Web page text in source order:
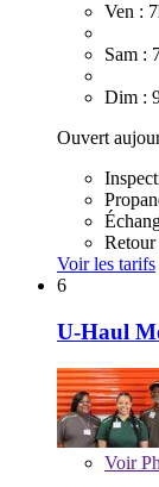
Ven :
Sam :
Dim :
Ouvert
Retour
Voir les tarifs
6
U-Haul
Voir